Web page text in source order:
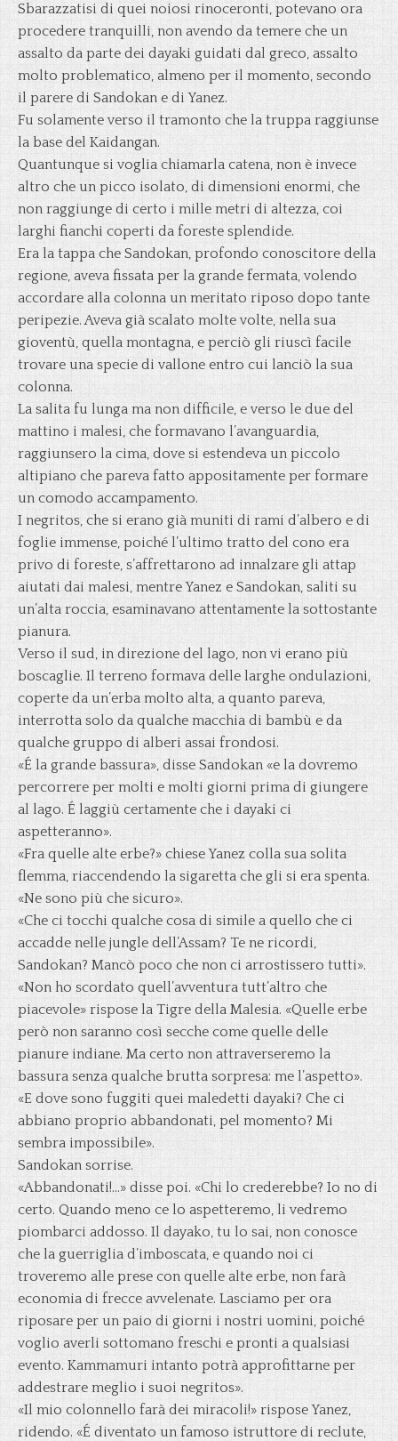
Sbarazzatisi di quei noiosi rinoceronti, potevano ora
procedere tranquilli, non avendo da temere che un
assalto da parte dei dayaki guidati dal greco, assalto
molto problematico, almeno per il momento, secondo
il parere di Sandokan e di Yanez.
Fu solamente verso il tramonto che la truppa raggiunse
la base del Kaidangan.
Quantunque si voglia chiamarla catena, non è invece
altro che un picco isolato, di dimensioni enormi, che
non raggiunge di certo i mille metri di altezza, coi
larghi fianchi coperti da foreste splendide.
Era la tappa che Sandokan, profondo conoscitore della
regione, aveva fissata per la grande fermata, volendo
accordare alla colonna un meritato riposo dopo tante
peripezie. Aveva già scalato molte volte, nella sua
gioventù, quella montagna, e perciò gli riuscì facile
trovare una specie di vallone entro cui lanciò la sua
colonna.
La salita fu lunga ma non difficile, e verso le due del
mattino i malesi, che formavano l’avanguardia,
raggiunsero la cima, dove si estendeva un piccolo
altipiano che pareva fatto appositamente per formare
un comodo accampamento.
I negritos, che si erano già muniti di rami d’albero e di
foglie immense, poiché l’ultimo tratto del cono era
privo di foreste, s’affrettarono ad innalzare gli attap
aiutati dai malesi, mentre Yanez e Sandokan, saliti su
un’alta roccia, esaminavano attentamente la sottostante
pianura.
Verso il sud, in direzione del lago, non vi erano più
boscaglie. Il terreno formava delle larghe ondulazioni,
coperte da un’erba molto alta, a quanto pareva,
interrotta solo da qualche macchia di bambù e da
qualche gruppo di alberi assai frondosi.
«É la grande bassura», disse Sandokan «e la dovremo
percorrere per molti e molti giorni prima di giungere
al lago. É laggiù certamente che i dayaki ci
aspetteranno».
«Fra quelle alte erbe?» chiese Yanez colla sua solita
flemma, riaccendendo la sigaretta che gli si era spenta.
«Ne sono più che sicuro».
«Che ci tocchi qualche cosa di simile a quello che ci
accadde nelle jungle dell’Assam? Te ne ricordi,
Sandokan? Mancò poco che non ci arrostissero tutti».
«Non ho scordato quell’avventura tutt’altro che
piacevole» rispose la Tigre della Malesia. «Quelle erbe
però non saranno così secche come quelle delle
pianure indiane. Ma certo non attraverseremo la
bassura senza qualche brutta sorpresa: me l’aspetto».
«E dove sono fuggiti quei maledetti dayaki? Che ci
abbiano proprio abbandonati, pel momento? Mi
sembra impossibile».
Sandokan sorrise.
«Abbandonati!…» disse poi. «Chi lo crederebbe? Io no di
certo. Quando meno ce lo aspetteremo, li vedremo
piombarci addosso. Il dayako, tu lo sai, non conosce
che la guerriglia d’imboscata, e quando noi ci
troveremo alle prese con quelle alte erbe, non farà
economia di frecce avvelenate. Lasciamo per ora
riposare per un paio di giorni i nostri uomini, poiché
voglio averli sottomano freschi e pronti a qualsiasi
evento. Kammamuri intanto potrà approfittarne per
addestrare meglio i suoi negritos».
«Il mio colonnello farà dei miracoli!» rispose Yanez,
ridendo. «É diventato un famoso istruttore di reclute,